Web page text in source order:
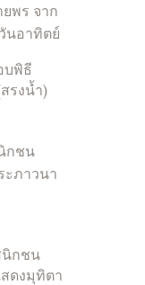
พร จาก
นอาทิตย์
พิธี
รงน้ำ)
กชน
ะภาวนา
นิกชน
ดงมุทิตา